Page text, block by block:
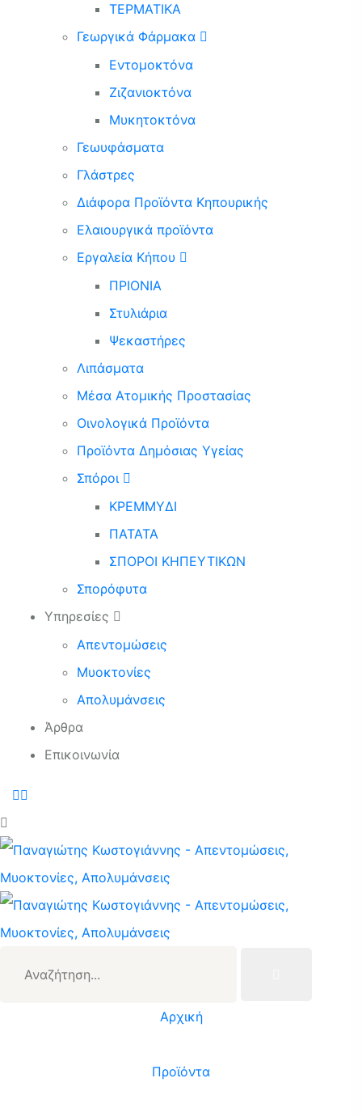
ΤΕΡΜΑΤΙΚΑ
Γεωργικά Φάρμακα
Εντομοκτόνα
Ζιζανιοκτόνα
Μυκητοκτόνα
Γεωυφάσματα
Γλάστρες
Διάφορα Προϊόντα Κηπουρικής
Ελαιουργικά προϊόντα
Εργαλεία Κήπου
ΠΡΙΟΝΙΑ
Στυλιάρια
Ψεκαστήρες
Λιπάσματα
Μέσα Ατομικής Προστασίας
Οινολογικά Προϊόντα
Προϊόντα Δημόσιας Υγείας
Σπόροι
ΚΡΕΜΜΥΔΙ
ΠΑΤΑΤΑ
ΣΠΟΡΟΙ ΚΗΠΕΥΤΙΚΩΝ
Σπορόφυτα
Υπηρεσίες
Απεντομώσεις
Μυοκτονίες
Απολυμάνσεις
Άρθρα
Επικοινωνία
Αρχική
Προϊόντα